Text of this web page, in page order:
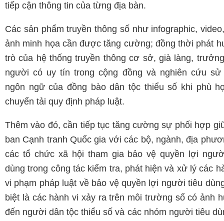
tiếp cận thông tin của từng địa bàn.
Các sản phẩm truyền thông số như infographic,
ảnh minh họa cần được tăng cường; đồng thời phát
trò của hệ thống truyền thông cơ sở, già làng,
người có uy tín trong cộng đồng và nghiên cứu sử
ngôn ngữ của đồng bào dân tộc thiểu số khi phù
chuyển tải quy định pháp luật.
Thêm vào đó, cần tiếp tục tăng cường sự phối hợp
ban Cạnh tranh Quốc gia với các bộ, ngành, địa
các tổ chức xã hội tham gia bảo vệ quyền lợi
dùng trong công tác kiểm tra, phát hiện và xử lý các
vi phạm pháp luật về bảo vệ quyền lợi người tiêu
biệt là các hành vi xảy ra trên môi trường số có ảnh
đến người dân tộc thiểu số và các nhóm người tiêu